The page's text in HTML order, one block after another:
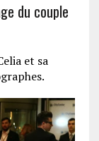
du couple
et sa